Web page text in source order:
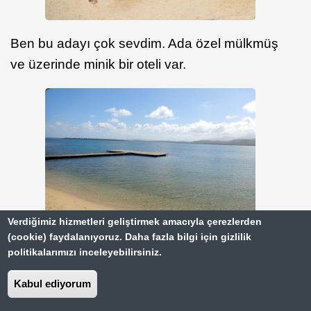
Ben bu adayı çok sevdim. Ada özel mülkmüş
ve üzerinde minik bir oteli var.
Manzarası harika.
Verdiğimiz hizmetleri geliştirmek amacıyla çerezlerden
(cookie) faydalanıyoruz. Daha fazla bilgi için gizlilik
politikalarımızı inceleyebilirsiniz.
Kabul ediyorum